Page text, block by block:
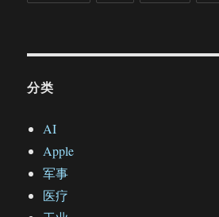
分类
AI
Apple
军事
医疗